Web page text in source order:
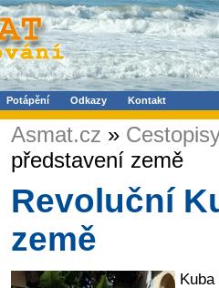
Potápění Odkazy Kontakt
Asmat.cz »
představení země
Revoluční
země